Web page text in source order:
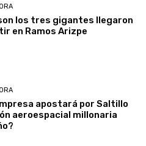
los tres gigantes llegaron
en Ramos Arizpe
apostará por Saltillo
aeroespacial millonaria